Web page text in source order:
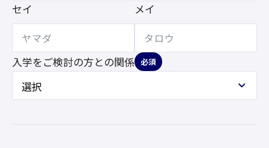
セイ メイ
入学をご検討の方との関係 必須